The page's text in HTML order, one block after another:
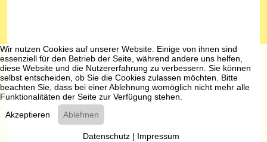
Wir nutzen Cookies auf unserer Website. Einige von ihnen sind
essenziell für den Betrieb der Seite, während andere uns helfen,
diese Website und die Nutzererfahrung zu verbessern. Sie können
selbst entscheiden, ob Sie die Cookies zulassen möchten. Bitte
beachten Sie, dass bei einer Ablehnung womöglich nicht mehr alle
Funktionalitäten der Seite zur Verfügung stehen.
Akzeptieren
Ablehnen
Datenschutz| Impressum